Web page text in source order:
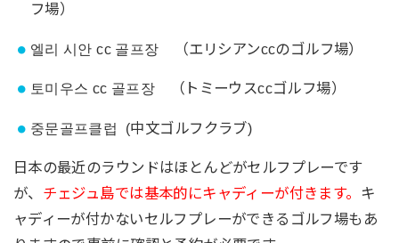
フ場）
엘리 시안 cc 골프장 （エリシアンccのゴルフ場）
토미우스 cc 골프장 （ トミーウスccゴルフ場）
중문골프클럽 (中文ゴルフクラブ)
日本の最近のラウンドはほとんどがセルフプレーです
が、 チェジュ島では基本的にキャディーが付きます。
キ
ャディーが付かないセルフプレーができるゴルフ場もあ